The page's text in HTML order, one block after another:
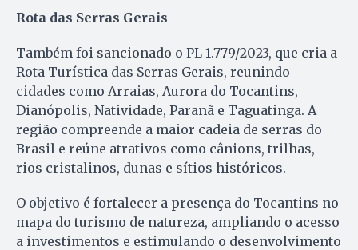
Rota das Serras Gerais
Também foi sancionado o PL 1.779/2023, que cria a
Rota Turística das Serras Gerais, reunindo
cidades como Arraias, Aurora do Tocantins,
Dianópolis, Natividade, Paranã e Taguatinga. A
região compreende a maior cadeia de serras do
Brasil e reúne atrativos como cânions, trilhas,
rios cristalinos, dunas e sítios históricos.
O objetivo é fortalecer a presença do Tocantins no
mapa do turismo de natureza, ampliando o acesso
a investimentos e estimulando o desenvolvimento